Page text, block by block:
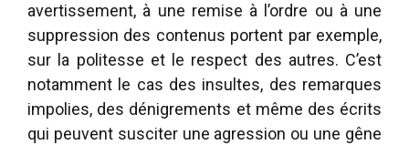
avertissement, à une remise à l’ordre ou à une
suppression des contenus portent par exemple,
sur la politesse et le respect des autres. C’est
notamment le cas des insultes, des remarques
impolies, des dénigrements et même des écrits
qui peuvent susciter une agression ou une gêne